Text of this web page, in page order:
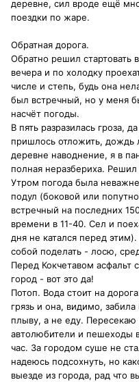
деревне, сил вроде ещё
поездки по жаре.
Обратная дорога.
Обратно решил стартовать
вечера и по холодку
числе и степь, будь она
был встречный, но у меня
насчёт погоды.
В пять разразилась гроза,
пришлось отложить, дождь
деревне наводнение, я в
полная неразбериха.
Утром погода была
подул (боковой или
встречный на последних
времени в 11-40. Сел и
дня не катался перед
собой поделать - лосю,
Перед Кокчетавом
город - вот это да!
Потоп. Вода стоит на
грязь и она, видимо,
плыву, а не еду.
автолюбители и пешеходы
час. За городом суше не
надеюсь подсохнуть, но
выезде из города, рад что